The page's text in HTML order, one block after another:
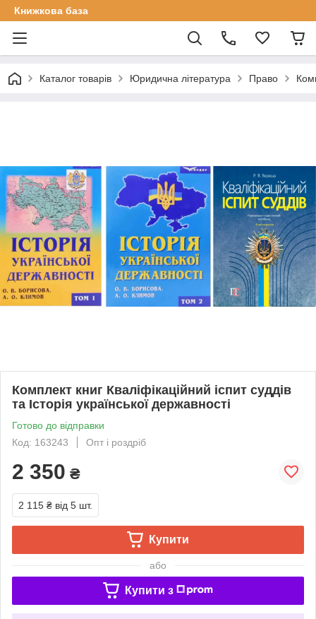
Книжкова база
Каталог товарів Юридична література Право
Комплект книг Кваліфікаційний іспит суддів
та Історія української державності
Готово до відправки
Код: 163243
Опт і роздріб
2 350 ₴
2 115 ₴ від 5 шт.
Купити
або
Купити з